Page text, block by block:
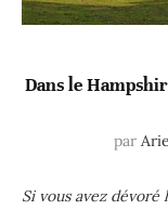
Dans le
par
Si vous avez